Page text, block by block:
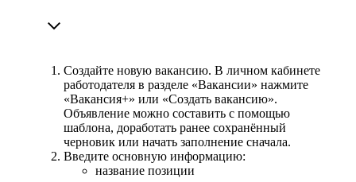
Создайте новую вакансию. В личном кабинете
работодателя в разделе «Вакансии» нажмите
«Вакансия+» или «Создать вакансию».
Объявление можно составить с помощью
шаблона, доработать ранее сохранённый
черновик или начать заполнение сначала.
Введите основную информацию:
название позиции